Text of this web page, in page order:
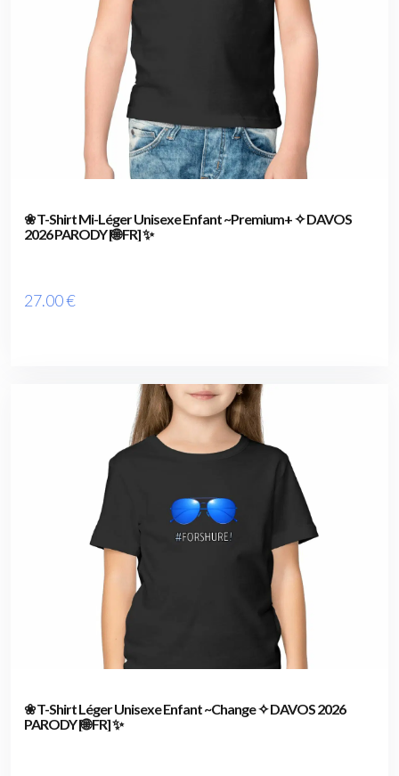
❀ T-Shirt Mi-Léger Unisexe Enfant ~Premium+ ✧ DAVOS
2026 PARODY [🌐 FR] ✨
27.00€
❀ T-Shirt Léger Unisexe Enfant ~Change ✧ DAVOS 2026
PARODY [🌐 FR] ✨